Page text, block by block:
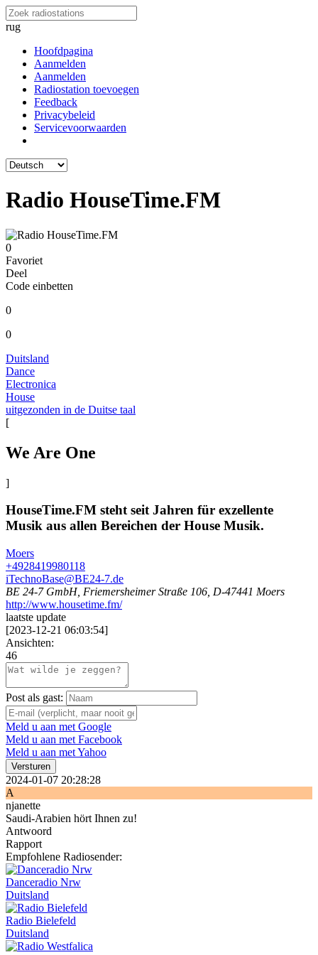
rug
Hoofdpagina
Aanmelden
Aanmelden
Radiostation toevoegen
Feedback
Privacybeleid
Servicevoorwaarden
Radio HouseTime.FM
0
Favoriet
Deel
Code einbetten
0
0
Duitsland
Dance
Electronica
House
uitgezonden in de Duitse taal
[
We Are One
]
HouseTime.FM steht seit Jahren für exzellente
Musik aus allen Bereichen der House Musik.
Moers
+4928419980118
iTechnoBase@BE24-7.de
BE 24-7 GmbH, Friemersheimer Straße 106, D-47441 Moers
http://www.housetime.fm/
laatste update
[2023-12-21 06:03:54]
Ansichten:
46
Post als gast:
Meld u aan met Google
Meld u aan met Facebook
Meld u aan met Yahoo
Versturen
2024-01-07 20:28:28
A
njanette
Saudi-Arabien hört Ihnen zu!
Antwoord
Rapport
Empfohlene Radiosender:
Danceradio Nrw
Duitsland
Radio Bielefeld
Duitsland